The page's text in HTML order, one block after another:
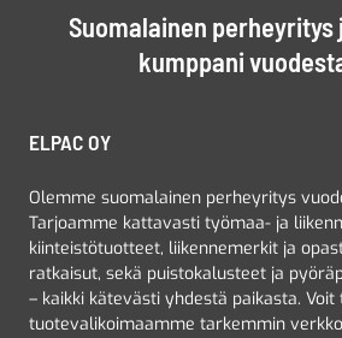
Suomalainen
kumppani
ELPAC OY
Olemme suomalainen perheyritys
Tarjoamme kattavasti työmaa- ja
kiinteistötuotteet, liikennemerkit ja
ratkaisut, sekä puistokalusteet ja
– kaikki kätevästi yhdestä paikasta. Voit
tuotevalikoimaamme tarkemmin